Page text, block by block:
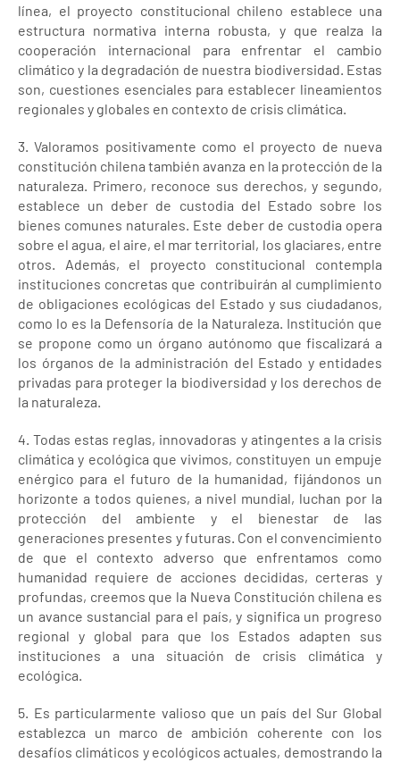
línea, el proyecto constitucional chileno establece una
estructura normativa interna robusta, y que realza la
cooperación internacional para enfrentar el cambio
climático y la degradación de nuestra biodiversidad. Estas
son, cuestiones esenciales para establecer lineamientos
regionales y globales en contexto de crisis climática.
3. Valoramos positivamente como el proyecto de nueva
constitución chilena también avanza en la protección de la
naturaleza. Primero, reconoce sus derechos, y segundo,
establece un deber de custodia del Estado sobre los
bienes comunes naturales. Este deber de custodia opera
sobre el agua, el aire, el mar territorial, los glaciares, entre
otros. Además, el proyecto constitucional contempla
instituciones concretas que contribuirán al cumplimiento
de obligaciones ecológicas del Estado y sus ciudadanos,
como lo es la Defensoría de la Naturaleza. Institución que
se propone como un órgano autónomo que fiscalizará a
los órganos de la administración del Estado y entidades
privadas para proteger la biodiversidad y los derechos de
la naturaleza.
4. Todas estas reglas, innovadoras y atingentes a la crisis
climática y ecológica que vivimos, constituyen un empuje
enérgico para el futuro de la humanidad, fijándonos un
horizonte a todos quienes, a nivel mundial, luchan por la
protección del ambiente y el bienestar de las
generaciones presentes y futuras. Con el convencimiento
de que el contexto adverso que enfrentamos como
humanidad requiere de acciones decididas, certeras y
profundas, creemos que la Nueva Constitución chilena es
un avance sustancial para el país, y significa un progreso
regional y global para que los Estados adapten sus
instituciones a una situación de crisis climática y
ecológica.
5. Es particularmente valioso que un país del Sur Global
establezca un marco de ambición coherente con los
desafíos climáticos y ecológicos actuales, demostrando la